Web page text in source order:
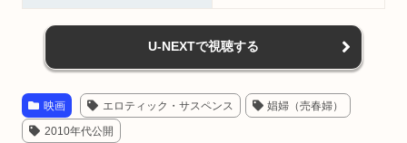
U-NEXTで視聴する
映画 エロティック・サスペンス 娼婦（売春婦）
2010年代公開